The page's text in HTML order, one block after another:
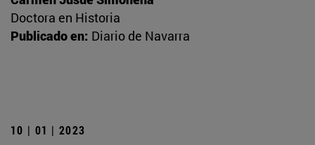
Doctora en Historia
Publicado en: Diario de Navarra
10 | 01 | 2023